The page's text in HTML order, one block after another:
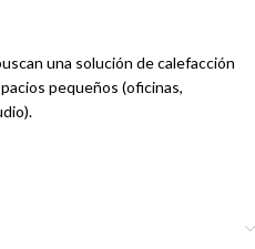
una solución de calefacción
pequeños (oficinas,